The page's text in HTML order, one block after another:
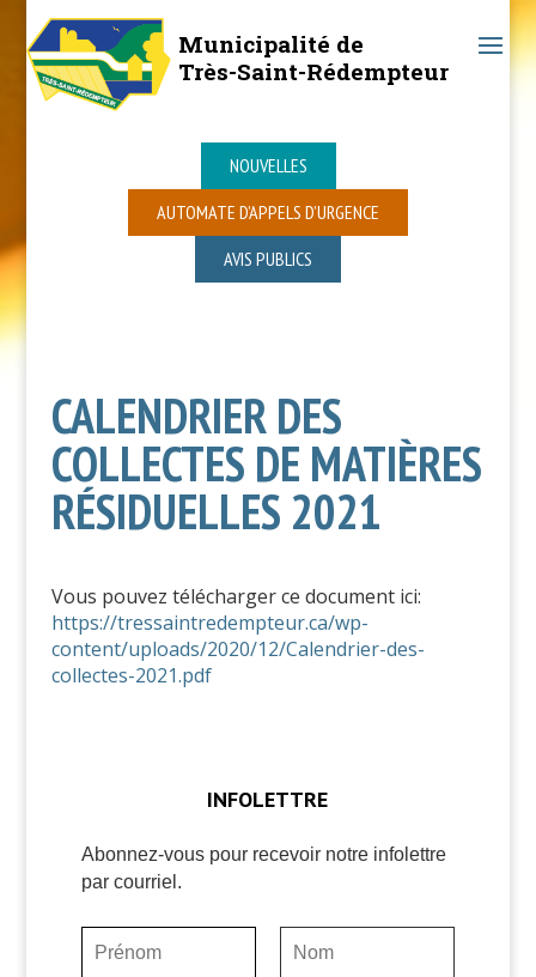
Municipalité de
Très-Saint-Rédempteur
NOUVELLES
AUTOMATE D’APPELS D’URGENCE
AVIS PUBLICS
CALENDRIER DES
COLLECTES DE MATIÈRES
RÉSIDUELLES 2021
Vous pouvez télécharger ce document ici:
https://tressaintredempteur.ca/wp-
content/uploads/2020/12/Calendrier-des-
collectes-2021.pdf
INFOLETTRE
Abonnez-vous pour recevoir notre infolettre
par courriel.